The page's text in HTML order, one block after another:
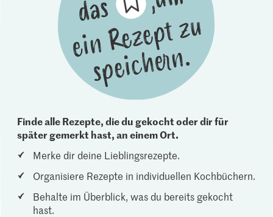
Finde alle Rezepte, die du gekocht oder dir für
später gemerkt hast, an einem Ort.
Merke dir deine Lieblingsrezepte.
Organisiere Rezepte in individuellen Kochbüchern.
Behalte im Überblick, was du bereits gekocht
hast.